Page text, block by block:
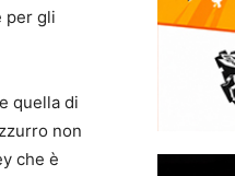
per gli
quella di
non
che è